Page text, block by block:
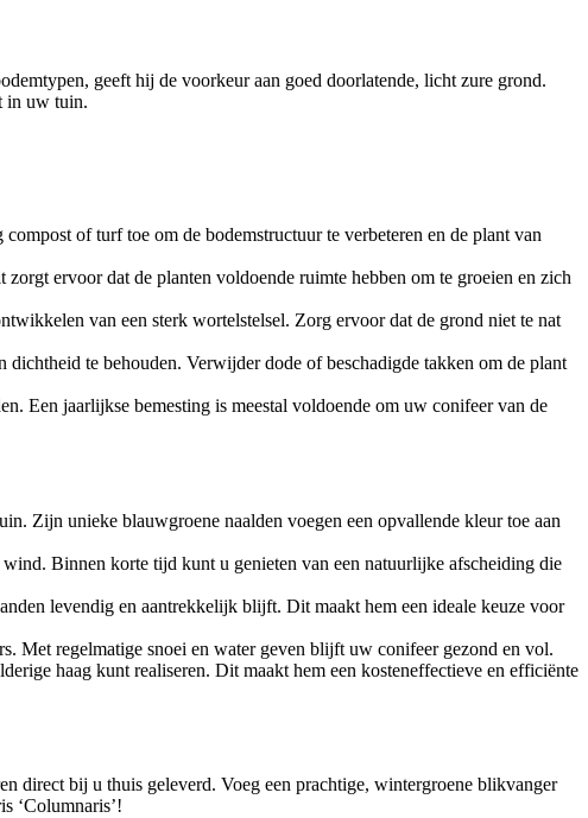
geeft hij de voorkeur aan goed doorlatende, licht zure grond.
in uw tuin.
of turf toe om de bodemstructuur te verbeteren en de plant van
ervoor dat de planten voldoende ruimte hebben om te groeien en zich
van een sterk wortelstelsel. Zorg ervoor dat de grond niet te nat
te behouden. Verwijder dode of beschadigde takken om de plant
Een jaarlijkse bemesting is meestal voldoende om uw conifeer van de
Zijn unieke blauwgroene naalden voegen een opvallende kleur toe aan
Binnen korte tijd kunt u genieten van een natuurlijke afscheiding die
levendig en aantrekkelijk blijft. Dit maakt hem een ideale keuze voor
Met regelmatige snoei en water geven blijft uw conifeer gezond en vol.
haag kunt realiseren. Dit maakt hem een kosteneffectieve en efficiënte
direct bij u thuis geleverd. Voeg een prachtige, wintergroene blikvanger
‘Columnaris’!